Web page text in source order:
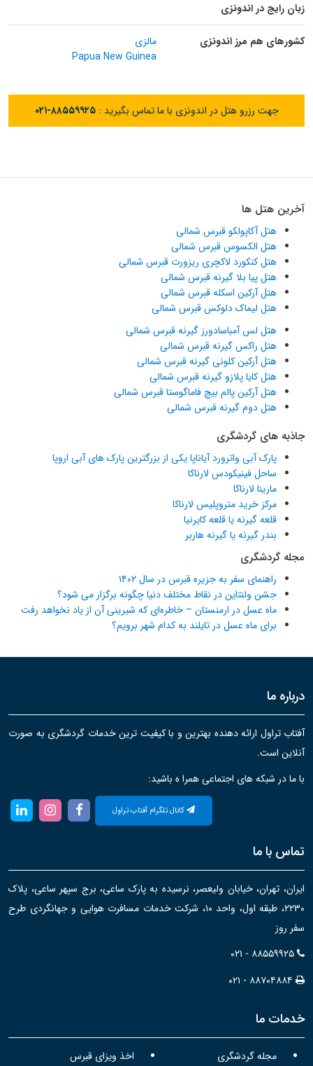
زبان رایج در اندونزی
کشورهای هم مرز اندونزی
مالزی
Papua New Guinea
جهت رزرو هتل در اندونزی با ما تماس بگیرید :۰۲۱-۸۸۵۵۹۹۲۵
آخرین هتل ها
هتل آکاپولکو قبرس شمالی
هتل الکسوس قبرس شمالی
هتل کنکورد لاکچری ریزورت قبرس شمالی
هتل پیا بلا گیرنه قبرس شمالی
هتل آرکین اسکله قبرس شمالی
هتل لیماک دلوکس قبرس شمالی
هتل لس آمباسادورز گیرنه قبرس شمالی
هتل راکس گیرنه قبرس شمالی
هتل آرکین کلونی گیرنه قبرس شمالی
هتل کایا پلازو گیرنه قبرس شمالی
هتل آرکین پالم بیچ فاماگوستا قبرس شمالی
هتل دوم گیرنه قبرس شمالی
جاذبه های گردشگری
پارک آبی واترورد آیاناپا یکی از بزرگترین پارک های آبی اروپا
ساحل فینیکودس لارناکا
مارینا لارناکا
مرکز خرید متروپلیس لارناکا
قلعه گیرنه یا قلعه کایرنیا
بندر گیرنه یا گیرنه هاربر
مجله گردشگری
راهنمای سفر به جزیره قبرس در سال ۱۴۰۲
جشن ولنتاین در نقاط مختلف دنیا چگونه برگزار می شود؟
ماه عسل در ارمنستان – خاطره‌ای که شیرینی آن از یاد نخواهد رفت
برای ماه عسل در تایلند به کدام شهر برویم؟
درباره ما
آفتاب تراول ارائه دهنده بهترین و با کیفیت ترین خدمات گردشگری به صورت
آنلاین است.
با ما در شبکه های اجتماعی همرا ه باشید:
کانال تلگرام آفتاب تراول
تماس با ما
ایران، تهران، خیابان ولیعصر، نرسیده به پارک ساعی، برج سپهر ساعی، پلاک
۲۲۳۰، طبقه اول، واحد ۱۰، شرکت خدمات مسافرت هوایی و جهانگردی طرح
سفر روز
۰۲۱ - ۸۸۵۵۹۹۲۵
۰۲۱ - ۸۸۷۰۴۸۸۴
خدمات ما
مجله گردشگری اخذ ویزای قبرس